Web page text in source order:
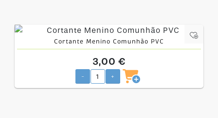
Cortante Menino Comunhão PVC
3,00 €
- +